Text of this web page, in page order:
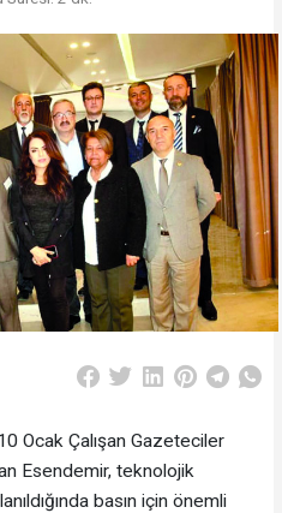
Ocak Çalışan Gazeteciler
Esendemir, teknolojik
basın için önemli